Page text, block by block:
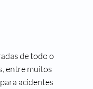
entre muitos
acidentes